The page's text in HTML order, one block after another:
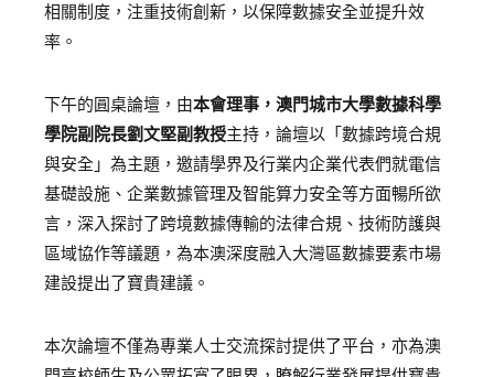
相關制度，注重技術創新，以保障數據安全並提升效
率。
下午的圓桌論壇，由本會理事， 澳門城市大學數據科學
學院副院長劉文堅副教授主持，論壇以 「數據跨境合規
與安全」為主題 ， 邀請學界及行業内企業代表們就電信
基礎設施、企業數據管理及智能算力安全等方面暢所欲
言，深入探討了跨境數據傳輸的法律合規、技術防護與
區域協作等議題 ， 為本澳深度融入大灣區數據要素市場
建設提出了寶貴建議 。
本次論壇不僅為專業人士交流探討提供了平台 ，亦為澳